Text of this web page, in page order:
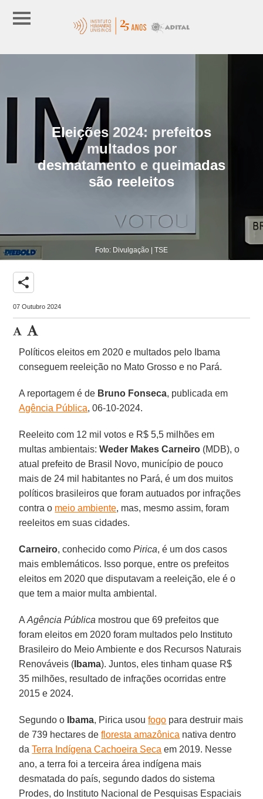
Eleições 2024: prefeitos
multados por
desmatamento e queimadas
são reeleitos
Foto: Divulgação | TSE
share
07 Outubro 2024
Políticos eleitos em 2020 e multados pelo Ibama
conseguem reeleição no Mato Grosso e no Pará.
A reportagem é de Bruno Fonseca, publicada em
Agência Pública, 06-10-2024.
Reeleito com 12 mil votos e R$ 5,5 milhões em
multas ambientais:Weder Makes Carneiro (MDB), o
atual prefeito de Brasil Novo, município de pouco
mais de 24 mil habitantes no Pará, é um dos muitos
políticos brasileiros que foram autuados por infrações
contra o meio ambiente, mas, mesmo assim, foram
reeleitos em suas cidades.
Carneiro, conhecido comoPirica, é um dos casos
mais emblemáticos. Isso porque, entre os prefeitos
eleitos em 2020 que disputavam a reeleição, ele é o
que tem a maior multa ambiental.
AAgência Pública mostrou que 69 prefeitos que
foram eleitos em 2020 foram multados pelo Instituto
Brasileiro do Meio Ambiente e dos Recursos Naturais
Renováveis ( Ibama). Juntos, eles tinham quase R$
35 milhões, resultado de infrações ocorridas entre
2015 e 2024.
Segundo o Ibama, Pirica usoufogo para destruir mais
de 739 hectares defloresta amazônica nativa dentro
daTerra Indígena Cachoeira Seca em 2019. Nesse
ano, a terra foi a terceira área indígena mais
desmatada do país, segundo dados do sistema
Prodes, do Instituto Nacional de Pesquisas Espaciais